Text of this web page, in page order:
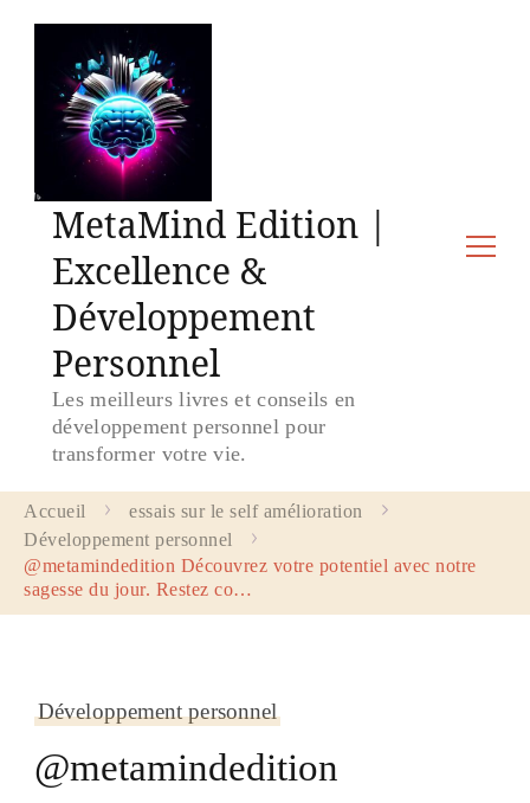
MetaMind Edition |
Excellence &
Développement
Personnel
Les meilleurs livres et conseils en
développement personnel pour
transformer votre vie.
Accueil
essais sur le self amélioration
Développement personnel
@metamindedition Découvrez votre potentiel avec notre
sagesse du jour. Restez co…
Développement personnel
@metamindedition